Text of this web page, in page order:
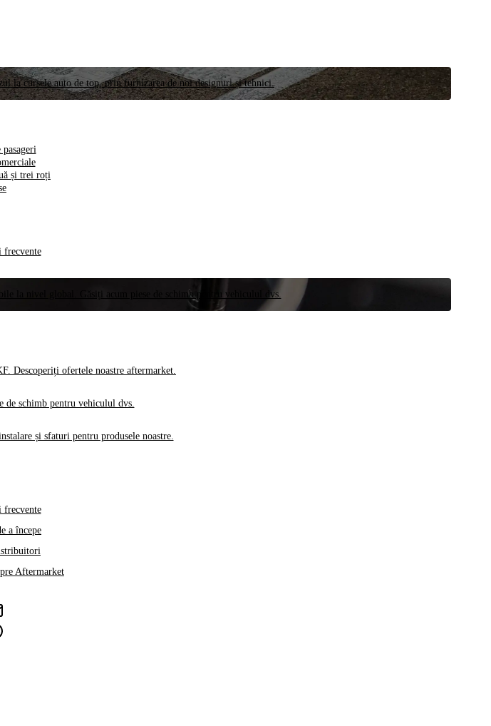
la cursele auto de top, prin furnizarea de noi designuri și tehnici.
pasageri
și trei roți
frecvente
la nivel global. Găsiți acum piese de schimb pentru vehiculul dvs.
Descoperiți ofertele noastre aftermarket.
de schimb pentru vehiculul dvs.
și sfaturi pentru produsele noastre.
frecvente
a începe
Aftermarket